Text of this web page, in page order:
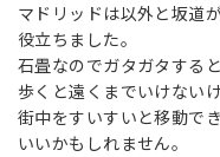
マドリッドは以外と坂道
役立ちました。
石畳なのでガタガタする
歩くと遠くまでいけない
街中をすいすいと移動で
いいかもしれません。